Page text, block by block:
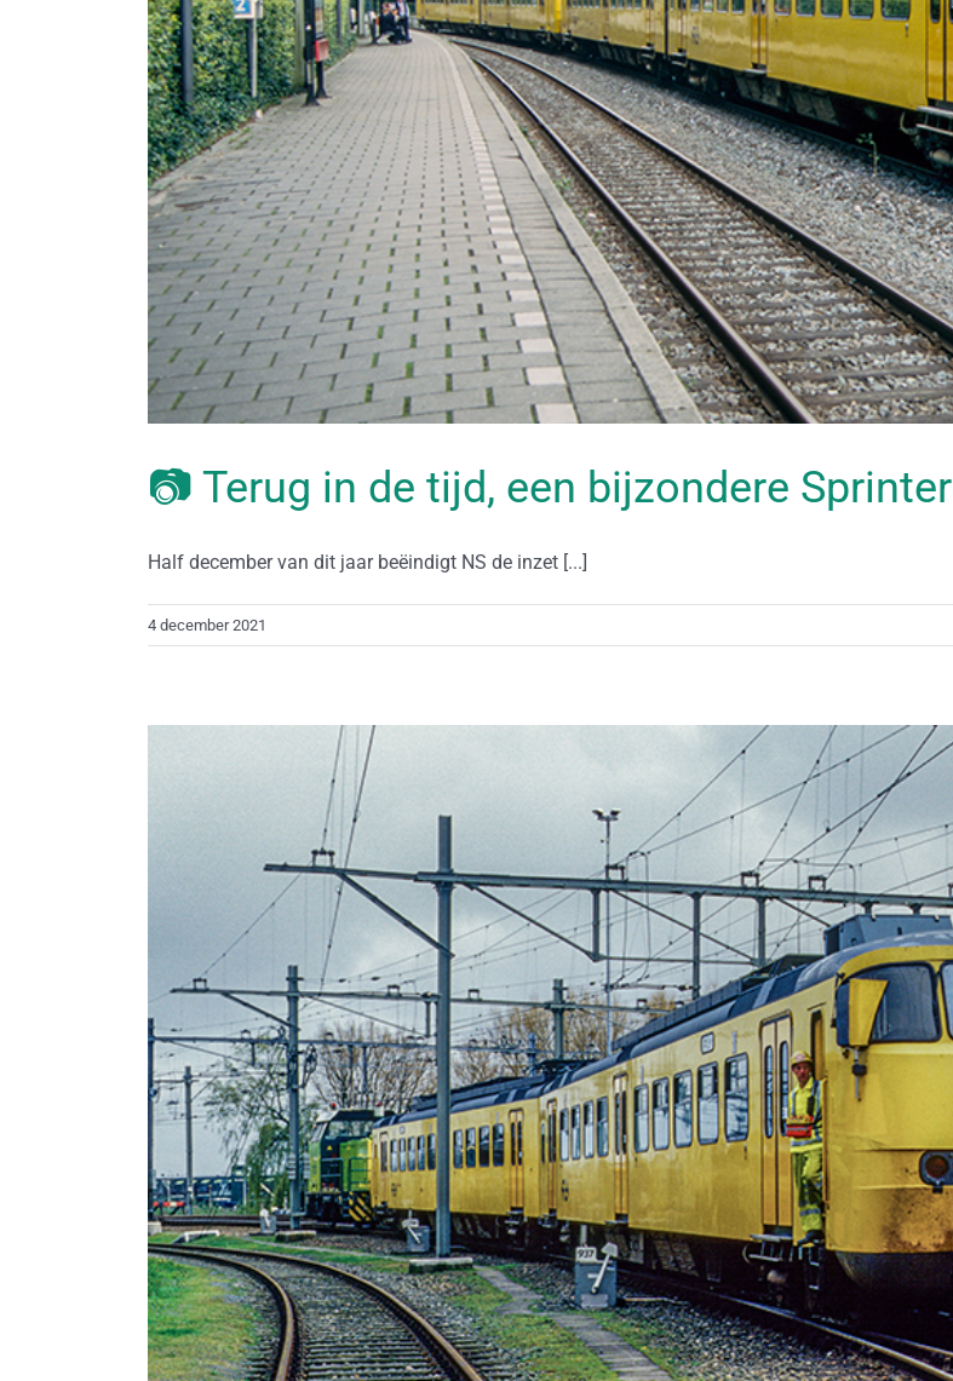
📷 Terug in de tijd, een bijzondere Sprinter
Half december van dit jaar beëindigt NS de inzet [...]
4 december 2021